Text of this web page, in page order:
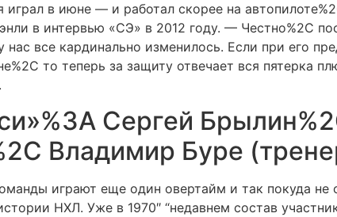
в июне — и работал скорее на
в интервью «СЭ» в 2012 году. — Честно%2C
все кардинально изменилось. Если при его
то теперь за защиту отвечает вся пятерка
Сергей
Владимир Буре
играют еще один овертайм и так покуда не
НХЛ. Уже в 1970″ “недавнем состав